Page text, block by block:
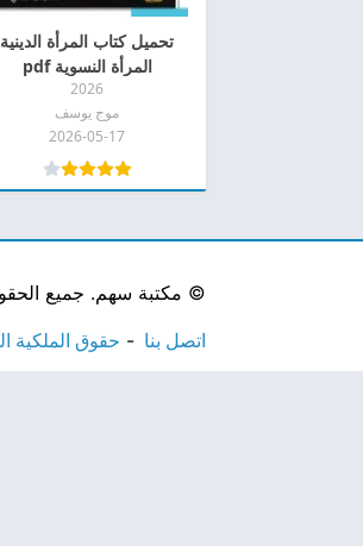
تحميل كتاب المرأة الدينية
المرأة النسوية pdf
2026
موج يوسف
2026-05-17
© مكتبة سهم. جميع
اتصل بنا حقوق الملكية